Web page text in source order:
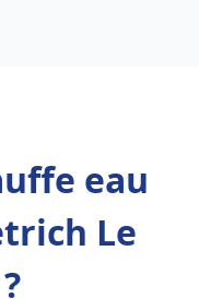
eau
Le